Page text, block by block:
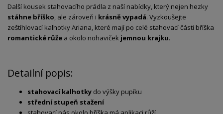
Další kousek stahovacího prádla z naší nabídky, který nejen hezky
stáhne bříško, ale zároveň i krásně vypadá. Vyzkoušejte
zeštíhlovací kalhotky Ariana, které mají po celé stahovací části bříška
romantické růže a okolo nohaviček jemnou krajku.
Detailní popis:
stahovací kalhotky do výšky pupíku
střední stupeň stažení